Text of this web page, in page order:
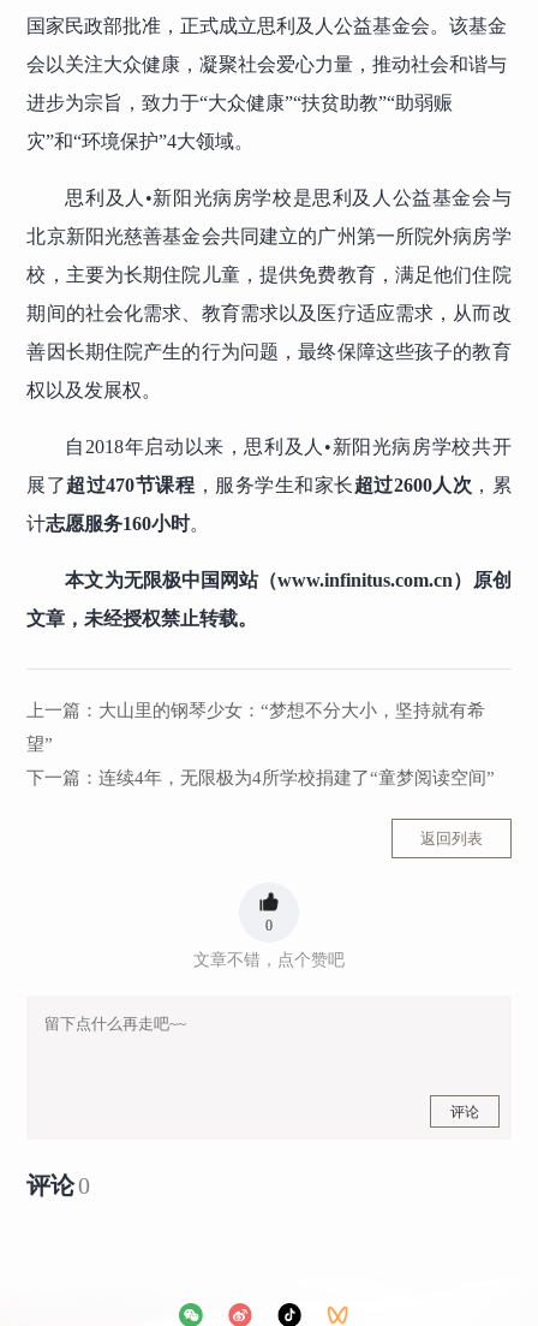
国家民政部批准，正式成立思利及人公益基金会。该基金
会以关注大众健康，凝聚社会爱心力量，推动社会和谐与
进步为宗旨，致力于“大众健康”“扶贫助教”“助弱赈
灾”和“环境保护”4大领域。
思利及人•新阳光病房学校是思利及人公益基金会与
北京新阳光慈善基金会共同建立的广州第一所院外病房学
校，主要为长期住院儿童，提供免费教育，满足他们住院
期间的社会化需求、教育需求以及医疗适应需求，从而改
善因长期住院产生的行为问题，最终保障这些孩子的教育
权以及发展权。
自2018年启动以来，思利及人•新阳光病房学校共开
展了超过470节课程 ，服务学生和家长超过2600人次 ，累
计志愿服务160小时。
本文为无限极中国网站（www.infinitus.com.cn）原创
文章，未经授权禁止转载。
上一篇： 大山里的钢琴少女：“梦想不分大小，坚持就有希
望”
下一篇：连续4年，无限极为4所学校捐建了“童梦阅读空间”
返回列表
0
文章不错，点个赞吧
评论
评论0